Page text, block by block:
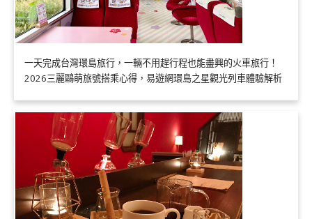
一天完成台灣環島旅行，一輛不用趕行程也能盡興的火車旅行！
2026三麗鷗萌旅號搭乘心得，易遊網環島之星觀光列車體驗解析